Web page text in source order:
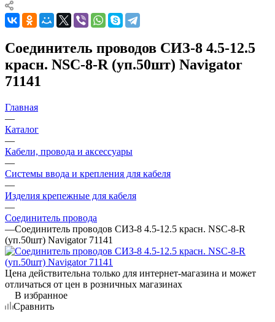
Соединитель проводов СИЗ-8 4.5-12.5
красн. NSC-8-R (уп.50шт) Navigator
71141
Главная
—
Каталог
—
Кабели, провода и аксессуары
—
Системы ввода и крепления для кабеля
—
Изделия крепежные для кабеля
—
Соединитель провода
—Соединитель проводов СИЗ-8 4.5-12.5 красн. NSC-8-R
(уп.50шт) Navigator 71141
Цена действительна только для интернет-магазина и может
отличаться от цен в розничных магазинах
В избранное
Сравнить